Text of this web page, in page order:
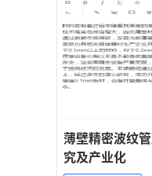
薄壁精密波纹
究及产业化